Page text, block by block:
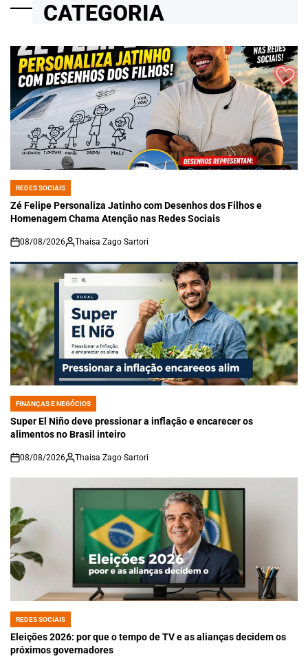
CATEGORIA
POSTED
IN
REDES SOCIAIS
Zé Felipe Personaliza Jatinho com Desenhos dos Filhos e
Homenagem Chama Atenção nas Redes Sociais
on
08/08/2026 Thaisa Zago Sartori
POSTED
IN
FINANÇAS E NEGÓCIOS
Super El Niño deve pressionar a inflação e encarecer os
alimentos no Brasil inteiro
on
08/08/2026 Thaisa Zago Sartori
POSTED
IN
REDES SOCIAIS
Eleições 2026: por que o tempo de TV e as alianças decidem os
próximos governadores